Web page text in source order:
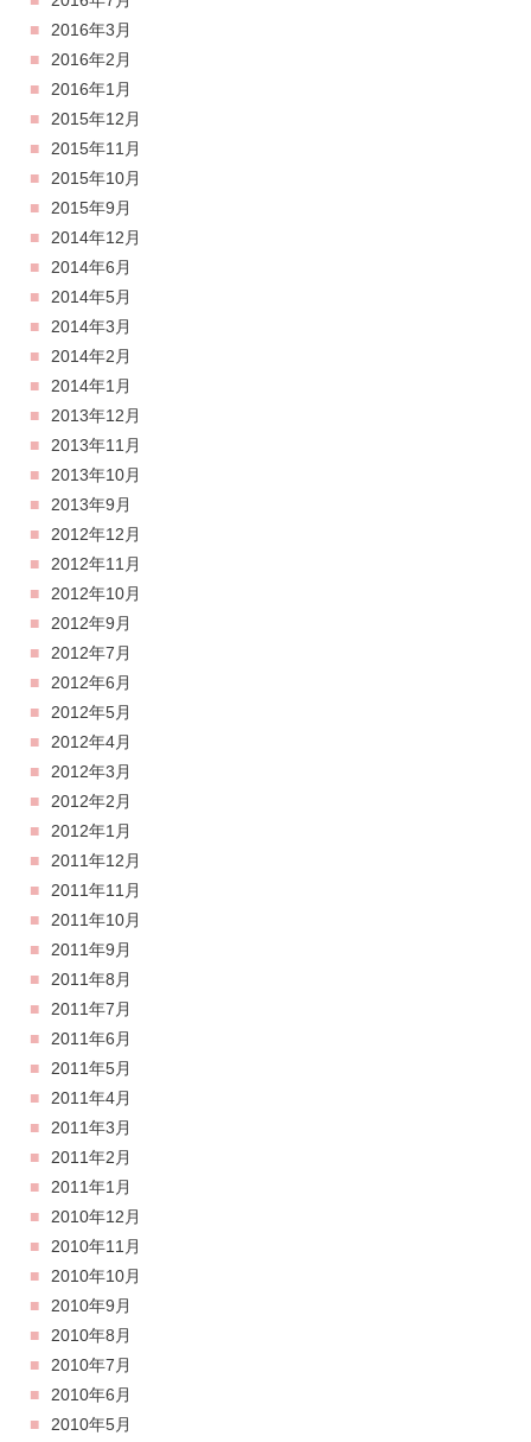
2016年3月
2016年2月
2016年1月
2015年12月
2015年11月
2015年10月
2015年9月
2014年12月
2014年6月
2014年5月
2014年3月
2014年2月
2014年1月
2013年12月
2013年11月
2013年10月
2013年9月
2012年12月
2012年11月
2012年10月
2012年9月
2012年7月
2012年6月
2012年5月
2012年4月
2012年3月
2012年2月
2012年1月
2011年12月
2011年11月
2011年10月
2011年9月
2011年8月
2011年7月
2011年6月
2011年5月
2011年4月
2011年3月
2011年2月
2011年1月
2010年12月
2010年11月
2010年10月
2010年9月
2010年8月
2010年7月
2010年6月
2010年5月